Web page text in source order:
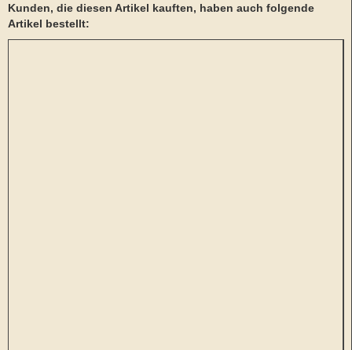
Kunden, die diesen Artikel kauften, haben auch folgende
Artikel bestellt: